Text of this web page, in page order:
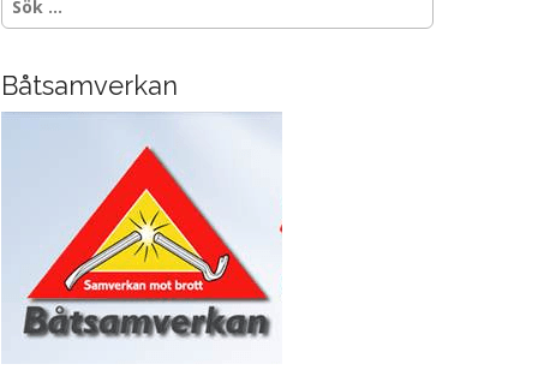
p
efter:
Båtsamverkan